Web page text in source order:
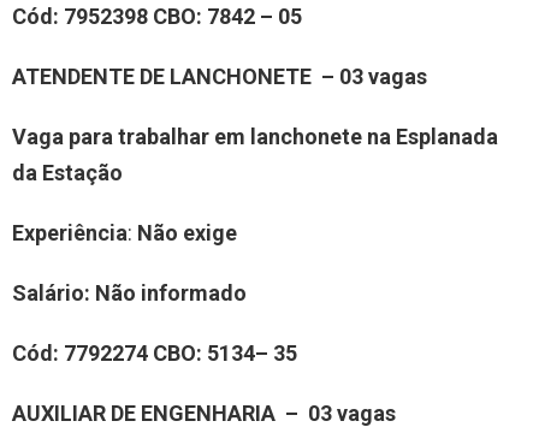
Cód: 7952398 CBO: 7842 – 05
ATENDENTE DE LANCHONETE – 03 vagas
Vaga para trabalhar em lanchonete na Esplanada
da Estação
Experiência: Não exige
Salário: Não informado
Cód: 7792274 CBO: 5134– 35
AUXILIAR DE ENGENHARIA – 03 vagas